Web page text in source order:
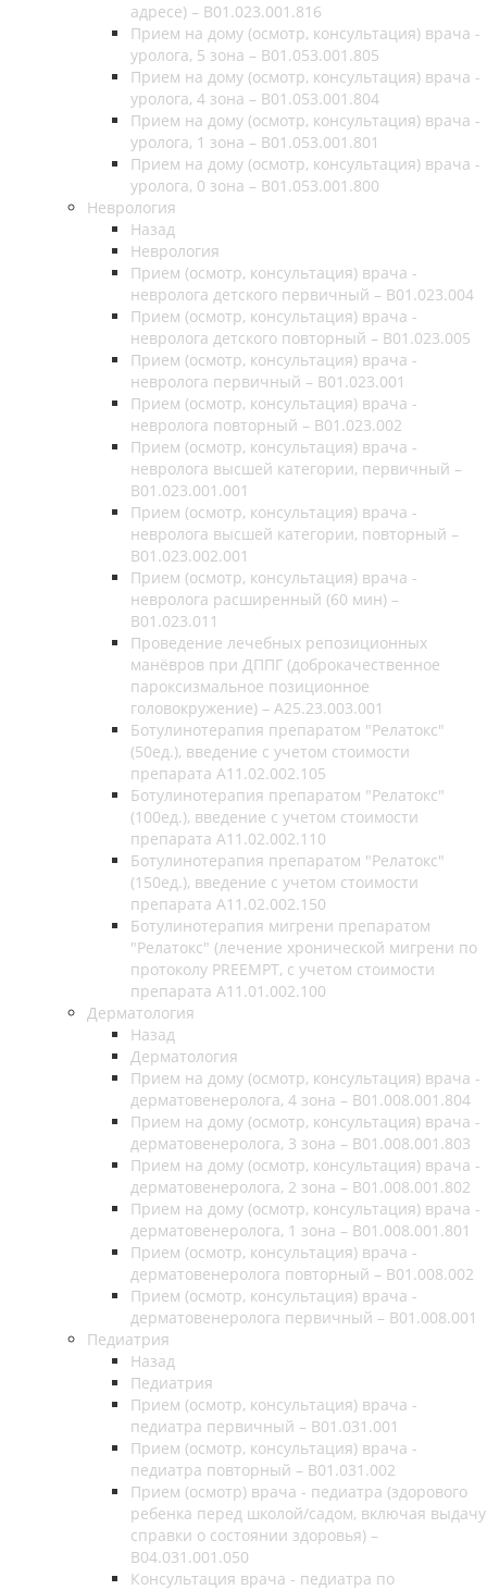
адресе) – B01.023.001.816
Прием на дому (осмотр, консультация) врача -
уролога, 5 зона – B01.053.001.805
Прием на дому (осмотр, консультация) врача -
уролога, 4 зона – B01.053.001.804
Прием на дому (осмотр, консультация) врача -
уролога, 1 зона – B01.053.001.801
Прием на дому (осмотр, консультация) врача -
уролога, 0 зона – B01.053.001.800
Неврология
Назад
Неврология
Прием (осмотр, консультация) врача -
невролога детского первичный – B01.023.004
Прием (осмотр, консультация) врача -
невролога детского повторный – B01.023.005
Прием (осмотр, консультация) врача -
невролога первичный – B01.023.001
Прием (осмотр, консультация) врача -
невролога повторный – B01.023.002
Прием (осмотр, консультация) врача -
невролога высшей категории, первичный –
B01.023.001.001
Прием (осмотр, консультация) врача -
невролога высшей категории, повторный –
B01.023.002.001
Прием (осмотр, консультация) врача -
невролога расширенный (60 мин) –
B01.023.011
Проведение лечебных репозиционных
манёвров при ДППГ (доброкачественное
пароксизмальное позиционное
головокружение) – A25.23.003.001
Ботулинотерапия препаратом "Релатокс"
(50ед.), введение с учетом стоимости
препарата А11.02.002.105
Ботулинотерапия препаратом "Релатокс"
(100ед.), введение с учетом стоимости
препарата А11.02.002.110
Ботулинотерапия препаратом "Релатокс"
(150ед.), введение с учетом стоимости
препарата А11.02.002.150
Ботулинотерапия мигрени препаратом
"Релатокс" (лечение хронической мигрени по
протоколу PREEMPT, с учетом стоимости
препарата А11.01.002.100
Дерматология
Назад
Дерматология
Прием на дому (осмотр, консультация) врача -
дерматовенеролога, 4 зона – B01.008.001.804
Прием на дому (осмотр, консультация) врача -
дерматовенеролога, 3 зона – B01.008.001.803
Прием на дому (осмотр, консультация) врача -
дерматовенеролога, 2 зона – B01.008.001.802
Прием на дому (осмотр, консультация) врача -
дерматовенеролога, 1 зона – B01.008.001.801
Прием (осмотр, консультация) врача -
дерматовенеролога повторный – B01.008.002
Прием (осмотр, консультация) врача -
дерматовенеролога первичный – B01.008.001
Педиатрия
Назад
Педиатрия
Прием (осмотр, консультация) врача -
педиатра первичный – B01.031.001
Прием (осмотр, консультация) врача -
педиатра повторный – B01.031.002
Прием (осмотр) врача - педиатра (здорового
ребенка перед школой/садом, включая выдачу
справки о состоянии здоровья) –
B04.031.001.050
Консультация врача - педиатра по